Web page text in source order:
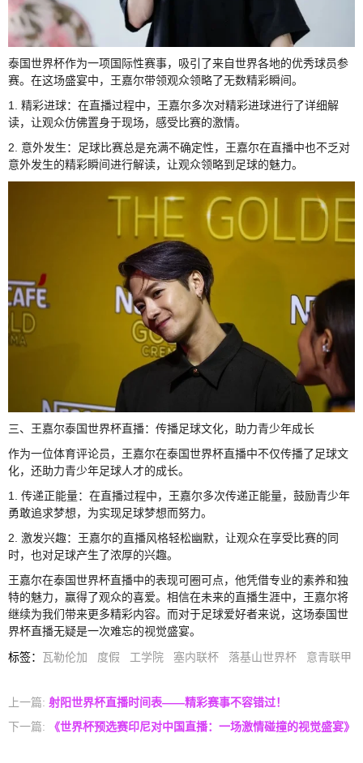
泰国世界杯作为一项国际性赛事，吸引了来自世界各地的优秀球员参
赛。在这场盛宴中，王嘉尔带领观众领略了无数精彩瞬间。
1. 精彩进球：在直播过程中，王嘉尔多次对精彩进球进行了详细解
读，让观众仿佛置身于现场，感受比赛的激情。
2. 意外发生：足球比赛总是充满不确定性，王嘉尔在直播中也不乏对
意外发生的精彩瞬间进行解读，让观众领略到足球的魅力。
三、王嘉尔泰国世界杯直播：传播足球文化，助力青少年成长
作为一位体育评论员，王嘉尔在泰国世界杯直播中不仅传播了足球文
化，还助力青少年足球人才的成长。
1. 传递正能量：在直播过程中，王嘉尔多次传递正能量，鼓励青少年
勇敢追求梦想，为实现足球梦想而努力。
2. 激发兴趣：王嘉尔的直播风格轻松幽默，让观众在享受比赛的同
时，也对足球产生了浓厚的兴趣。
王嘉尔在泰国世界杯直播中的表现可圈可点，他凭借专业的素养和独
特的魅力，赢得了观众的喜爱。相信在未来的直播生涯中，王嘉尔将
继续为我们带来更多精彩内容。而对于足球爱好者来说，这场泰国世
界杯直播无疑是一次难忘的视觉盛宴。
标签： 瓦勒伦加 度假 工学院 塞内联杯 落基山世界杯 意青联甲
上一篇: 射阳世界杯直播时间表——精彩赛事不容错过！
下一篇: 《世界杯预选赛印尼对中国直播：一场激情碰撞的视觉盛宴》